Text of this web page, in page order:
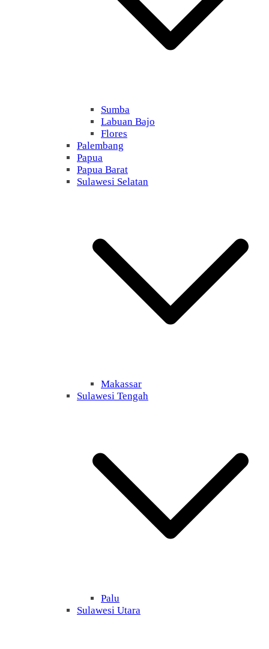
Sumba
Labuan Bajo
Flores
Palembang
Papua
Papua Barat
Sulawesi Selatan
Makassar
Sulawesi Tengah
Palu
Sulawesi Utara